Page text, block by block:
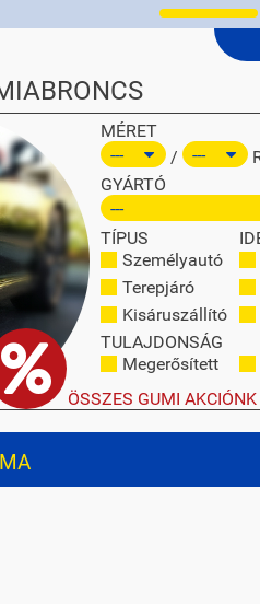
MÉRET
/
GYÁRTÓ
TÍPUS
Személyautó
Terepjáró
Kisáruszállító
TULAJDONSÁG
Megerősített
ÖSSZES GUMI AKCIÓNK